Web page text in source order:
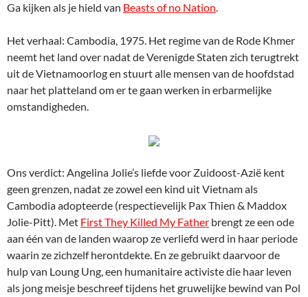
Ga kijken als je hield van Beasts of no Nation.
Het verhaal: Cambodia, 1975. Het regime van de Rode Khmer
neemt het land over nadat de Verenigde Staten zich terugtrekt
uit de Vietnamoorlog en stuurt alle mensen van de hoofdstad
naar het platteland om er te gaan werken in erbarmelijke
omstandigheden.
Ons verdict: Angelina Jolie’s liefde voor Zuidoost-Azië kent
geen grenzen, nadat ze zowel een kind uit Vietnam als
Cambodia adopteerde (respectievelijk Pax Thien & Maddox
Jolie-Pitt). Met First They Killed My Father brengt ze een ode
aan één van de landen waarop ze verliefd werd in haar periode
waarin ze zichzelf herontdekte. En ze gebruikt daarvoor de
hulp van Loung Ung, een humanitaire activiste die haar leven
als jong meisje beschreef tijdens het gruwelijke bewind van Pol